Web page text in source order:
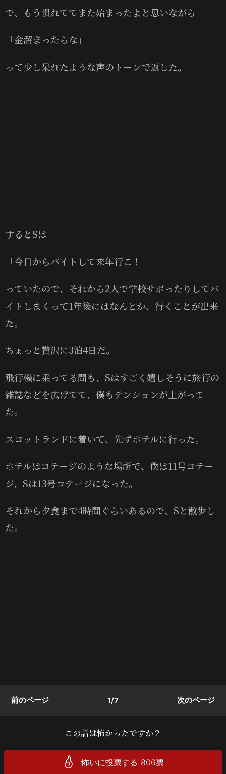
で、もう慣れててまた始まったよと思いながら
「金溜まったらな」
って少し呆れたような声のトーンで返した。
するとSは
「今日からバイトして来年行こ！」
っていたので、それから2人で学校サボったりしてバ
イトしまくって1年後にはなんとか、行くことが出来
た。
ちょっと贅沢に3泊4日だ。
飛行機に乗ってる間も、Sはすごく嬉しそうに旅行の
雑誌などを広げてて、僕もテンションが上がって
た。
スコットランドに着いて、先ずホテルに行った。
ホテルはコテージのような場所で、僕は11号コテー
ジ、Sは13号コテージになった。
それから夕食まで4時間ぐらいあるので、Sと散歩し
た。
前のページ 次のページ
1/7
この話は怖かったですか？
怖いに投票する 806票